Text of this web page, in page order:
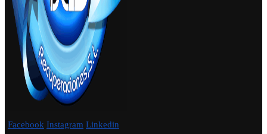
Facebook Instagram Linkedin